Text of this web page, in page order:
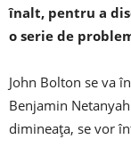
înalt, pentru a
o serie de
John Bolton se va
Benjamin
dimineața, se vor